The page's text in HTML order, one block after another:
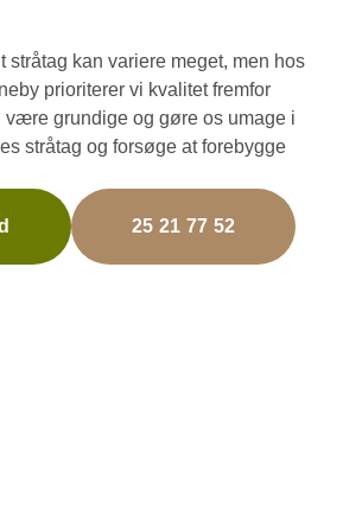
stråtag kan variere meget, men hos
prioriterer vi kvalitet fremfor
være grundige og gøre os umage i
stråtag og forsøge at forebygge
25 21 77 52